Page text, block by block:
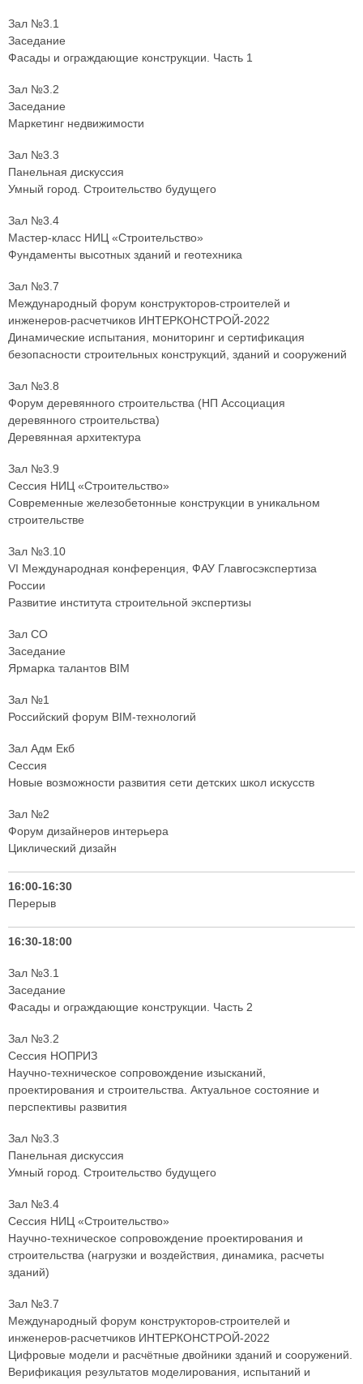
Зал №3.1
Заседание
Фасады и ограждающие конструкции. Часть 1
Зал №3.2
Заседание
Маркетинг недвижимости
Зал №3.3
Панельная дискуссия
Умный город. Строительство будущего
Зал №3.4
Мастер-класс НИЦ «Строительство»
Фундаменты высотных зданий и геотехника
Зал №3.7
Международный форум конструкторов-строителей и
инженеров-расчетчиков ИНТЕРКОНСТРОЙ-2022
Динамические испытания, мониторинг и сертификация
безопасности строительных конструкций, зданий и сооружений
Зал №3.8
Форум деревянного строительства (НП Ассоциация
деревянного строительства)
Деревянная архитектура
Зал №3.9
Сессия НИЦ «Строительство»
Современные железобетонные конструкции в уникальном
строительстве
Зал №3.10
VI Международная конференция, ФАУ Главгосэкспертиза
России
Развитие института строительной экспертизы
Зал СО
Заседание
Ярмарка талантов BIM
Зал №1
Российский форум BIM-технологий
Зал Адм Екб
Сессия
Новые возможности развития сети детских школ искусств
Зал №2
Форум дизайнеров интерьера
Циклический дизайн
16:00-16:30
Перерыв
16:30-18:00
Зал №3.1
Заседание
Фасады и ограждающие конструкции. Часть 2
Зал №3.2
Сессия НОПРИЗ
Научно-техническое сопровождение изысканий,
проектирования и строительства. Актуальное состояние и
перспективы развития
Зал №3.3
Панельная дискуссия
Умный город. Строительство будущего
Зал №3.4
Сессия НИЦ «Строительство»
Научно-техническое сопровождение проектирования и
строительства (нагрузки и воздействия, динамика, расчеты
зданий)
Зал №3.7
Международный форум конструкторов-строителей и
инженеров-расчетчиков ИНТЕРКОНСТРОЙ-2022
Цифровые модели и расчётные двойники зданий и сооружений.
Верификация результатов моделирования, испытаний и